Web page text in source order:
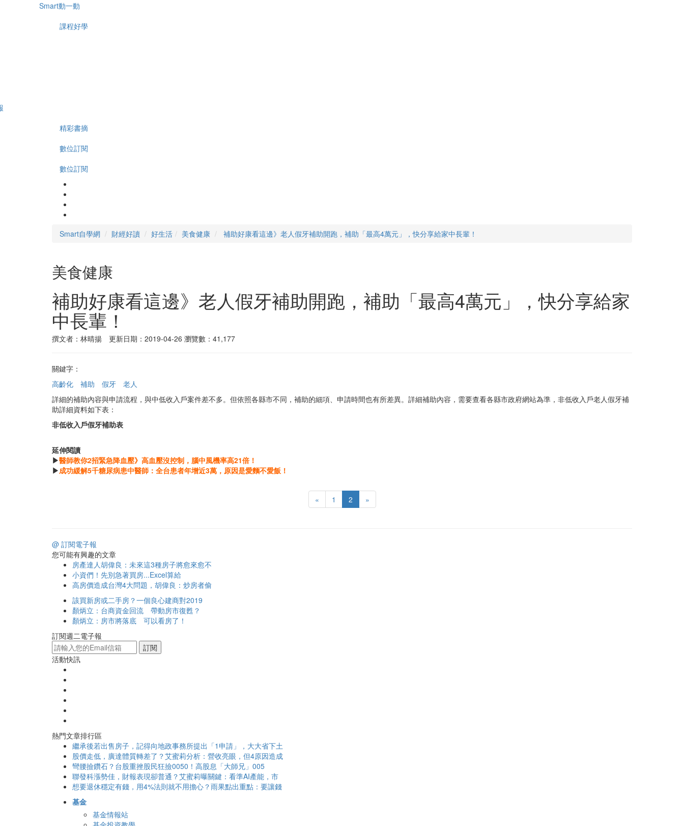
Smart動一動
課程好學
精彩書摘
數位訂閱
數位訂閱
Smart自學網 財經好讀 好生活 美食健康 補助好康看這邊》老人假牙補助開跑，補助「最高4萬元」，快分享給家中長輩！
美食健康
補助好康看這邊》老人假牙補助開跑，補助「最高4萬元」，快分享給家
中長輩！
撰文者：林晴揚 更新日期：2019-04-26 瀏覽數：41,177
關鍵字：
高齡化
補助 假牙
老人
詳細的補助內容與申請流程，與中低收入戶案件差不多。但依照各縣市不同，補助的細項、申請時間也有所差異。詳細補助內容，需要查看各縣市政府網站為準，非低收入戶老人假牙補
助詳細資料如下表：
非低收入戶假牙補助表
延伸閱讀
▶醫師教你2招緊急降血壓》高血壓沒控制，腦中風機率高21倍！
▶成功緩解5千糖尿病患中醫師：全台患者年增近3萬，原因是愛麵不愛飯！
« 1 2 »
@ 訂閱電子報
您可能有興趣的文章
房產達人胡偉良：未來這3種房子將愈來愈不
小資們！先別急著買房...Excel算給
高房價造成台灣4大問題，胡偉良：炒房者偷
該買新房或二手房？一個良心建商對2019
顏炳立：台商資金回流 帶動房市復甦？
顏炳立：房市將落底 可以看房了！
訂閱週二電子報
訂閱
活動快訊
熱門文章排行區
繼承後若出售房子，記得向地政事務所提出「1申請」，大大省下土
股價走低，廣達體質轉差了？艾蜜莉分析：營收亮眼，但4原因造成
彎腰撿鑽石？台股重挫股民狂撿0050！高股息「大師兄」005
聯發科漲勢佳，財報表現卻普通？艾蜜莉曝關鍵：看準AI產能，市
想要退休穩定有錢，用4%法則就不用擔心？雨果點出重點：要讓錢
基金
基金情報站